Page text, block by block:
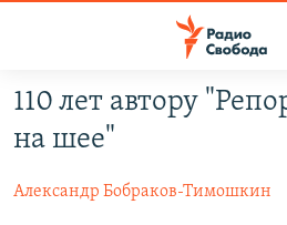
упрощенного
доступа
АВТОРСКИЕ ПРОЕКТЫ
110 лет автору
на шее"
Александр Бобраков-Тимошкин